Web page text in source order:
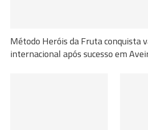
Método Heróis da Fruta conquista
internacional após sucesso em